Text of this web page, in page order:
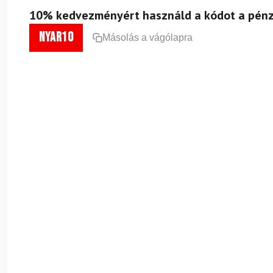
10% kedvezményért használd a kódot a
nyar10 Másolás a vágólapra